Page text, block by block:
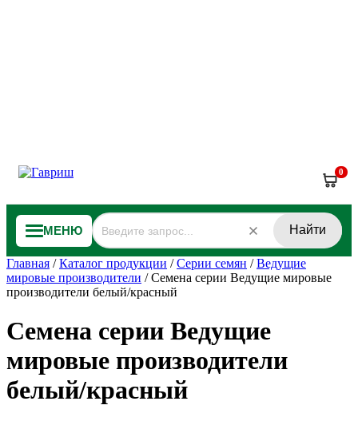
0
МЕНЮ Найти
Главная /Каталог продукции /Серии семян /Ведущие
мировые производители /Семена серии Ведущие мировые
производители белый/красный
Семена серии Ведущие
мировые производители
белый/красный